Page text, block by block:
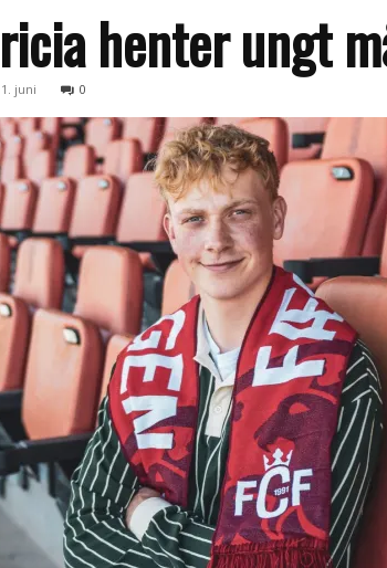
henter ungt
juni 0